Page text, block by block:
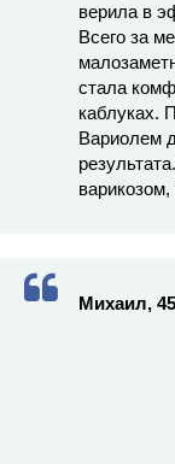
верила в
Всего за
стала
каблуках.
Вариолем
Михаил,